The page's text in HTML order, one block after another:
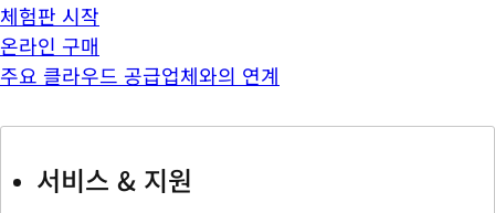
체험판 시작
온라인 구매
주요 클라우드 공급업체와의 연계
서비스 & 지원